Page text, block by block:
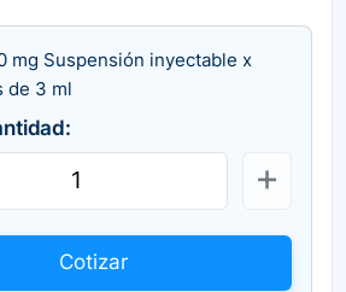
mg Suspensión inyectable x
de 3 ml
Cotizar